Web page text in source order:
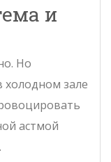
и
Но
холодном зале
астмой